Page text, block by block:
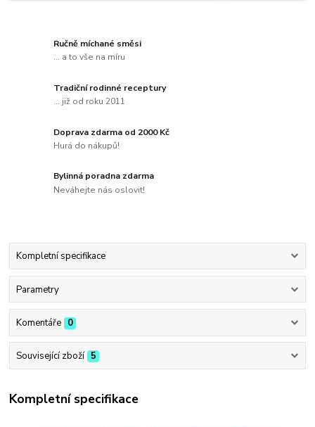
Ručně míchané směsi
... a to vše na míru
Tradiční rodinné receptury
... již od roku 2011
Doprava zdarma od 2000 Kč
Hurá do nákupů!
Bylinná poradna zdarma
Neváhejte nás oslovit!
Kompletní specifikace
Parametry
Komentáře 0
Související zboží 5
Kompletní specifikace